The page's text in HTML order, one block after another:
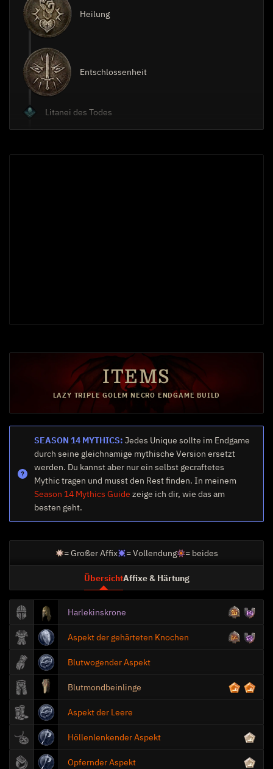
Heilung
Entschlossenheit
Litanei des Todes
Golem
Entschlossenheit,
Überwältigen oder Wildheit
Schadensbonus
Grabesblüte
1 Blutnebel
ITEMS
LAZY TRIPLE GOLEM NECRO ENDGAME BUILD
SEASON 14 MYTHICS: Jedes Unique sollte im Endgame
durch seine gleichnamige mythische Version ersetzt
werden. Du kannst aber nur ein selbst gecraftetes
Mythic tragen und musst den Rest finden. In meinem
Season 14 Mythics Guide zeige ich dir, wie das am
besten geht.
ÜbersichtAffixe & Härtung
= Großer Affix = Vollendung = beides
Harlekinskrone
Aspekt der gehärteten Knochen
Blutwogender Aspekt
Blutmondbeinlinge
Aspekt der Leere
Höllenlenkender Aspekt
Opfernder Aspekt